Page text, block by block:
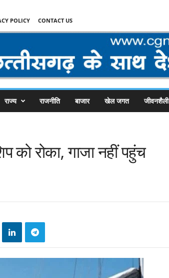
POLICY CONTACT US
राज्य राजनीति बाजार खेल जगत जीवनशैली
को रोका, गाजा नहीं पहुंच